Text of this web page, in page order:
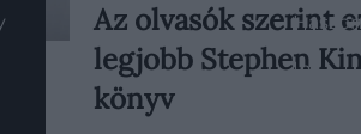
Ha Stephen King
tartott regényeire
valószínűleg A ragyogás
jut először eszünkbe, de a
Az olvasók szerint
legjobb Stephen
könyv
In